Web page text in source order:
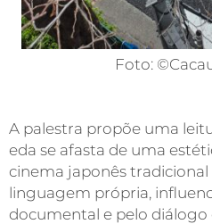
Foto:
A palestra propõe uma
eda se afasta de uma
cinema japonês
linguagem própria,
documental e pelo diálogo